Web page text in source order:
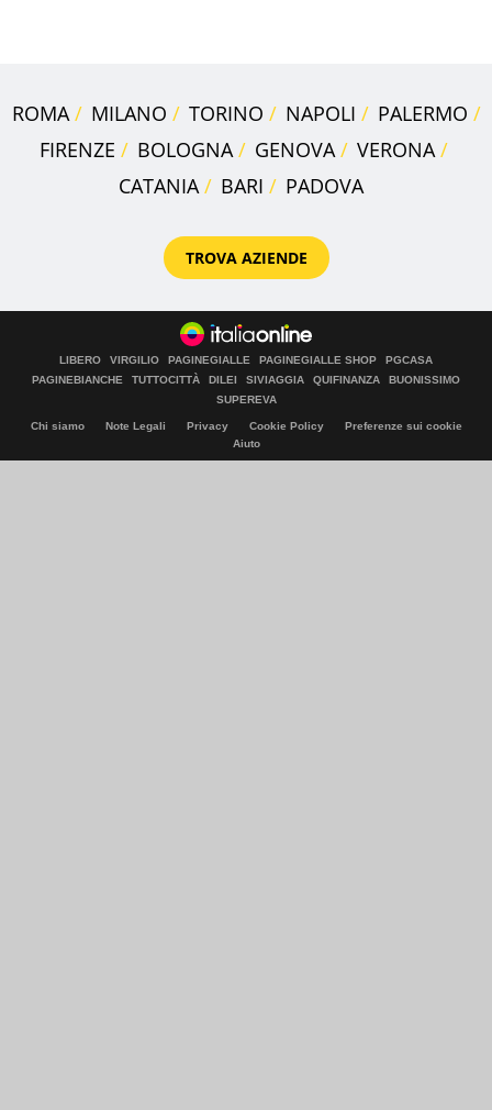
ROMA MILANO TORINO NAPOLI
PALERMO
FIRENZE
BOLOGNA GENOVA
VERONA
CATANIA
BARI PADOVA
TROVA AZIENDE
LIBERO VIRGILIO PAGINEGIALLE PAGINEGIALLE SHOP
PGCASA
PAGINEBIANCHE
TUTTOCITTÀ DILEI SIVIAGGIA QUIFINANZA
BUONISSIMO
SUPEREVA
Chi siamo Note Legali Privacy Cookie Policy
Preferenze sui cookie
Aiuto